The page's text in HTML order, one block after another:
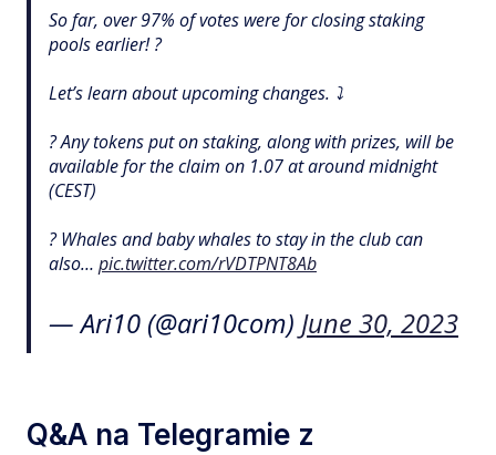
So far, over 97% of votes were for closing staking
pools earlier! ?
Let’s learn about upcoming changes. ⤵️
? Any tokens put on staking, along with prizes, will be
available for the claim on 1.07 at around midnight
(CEST)
? Whales and baby whales to stay in the club can
also… pic.twitter.com/rVDTPNT8Ab
— Ari10 (@ari10com) June 30, 2023
Q&A na Telegramie z